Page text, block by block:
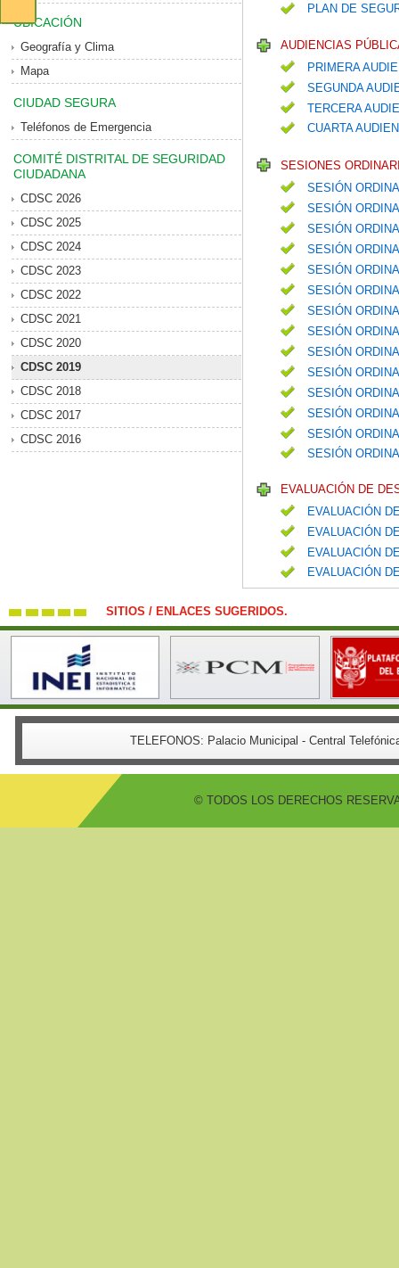
UBICACIÓN
Geografía y Clima
Mapa
CIUDAD SEGURA
Teléfonos de Emergencia
COMITÉ DISTRITAL DE SEGURIDAD
CIUDADANA
CDSC 2026
CDSC 2025
CDSC 2024
CDSC 2023
CDSC 2022
CDSC 2021
CDSC 2020
CDSC 2019
CDSC 2018
CDSC 2017
CDSC 2016
PLAN DE
AUDIENCIAS
PRIMERA
SEGUNDA
TERCERA
CUARTA
SESIONES
SESIÓN
SESIÓN
SESIÓN
SESIÓN
SESIÓN
SESIÓN
SESIÓN
SESIÓN
SESIÓN
SESIÓN
SESIÓN
SESIÓN
SESIÓN
SESIÓN
EVALUACIÓN DE
EVALUACIÓN
EVALUACIÓN
EVALUACIÓN
EVALUACIÓN
SITIOS / ENLACES SUGERIDOS.
TELEFONOS: Palacio Municipal - Central
© TODOS LOS DERECHOS